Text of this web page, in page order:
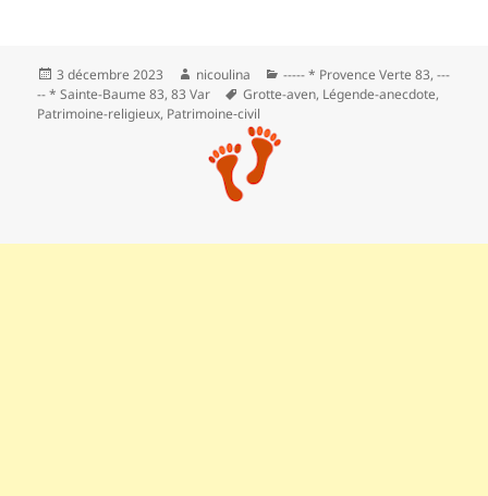
Publié
le
3 décembre 2023 Auteur
nicoulina Catégories
----- * Provence Verte 83,---
-- * Sainte-Baume 83,83 Var Mots-
clés
Grotte-aven, Légende-anecdote,
Patrimoine-religieux, Patrimoine‑civil